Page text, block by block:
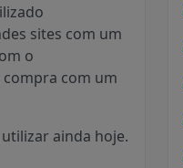
sites com um
o
com um
ainda hoje.